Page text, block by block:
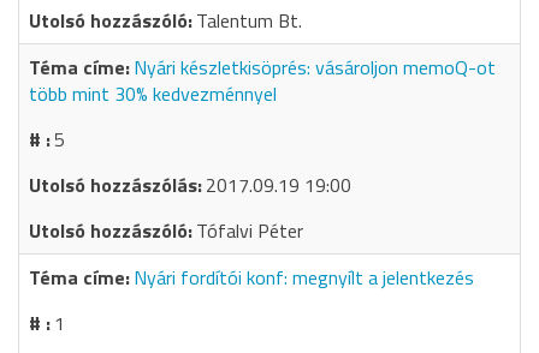
Talentum Bt.
Nyári készletkisöprés: vásároljon memoQ-ot
több mint 30% kedvezménnyel
5
2017.09.19 19:00
Tófalvi Péter
Nyári fordítói konf: megnyílt a jelentkezés
1